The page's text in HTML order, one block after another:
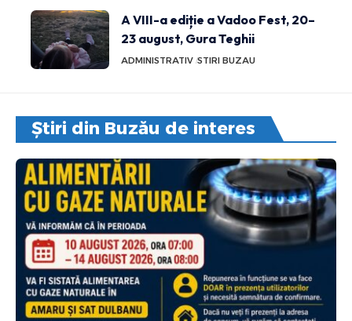
A VIII-a ediție a Vadoo Fest, 20–
23 august, Gura Teghii
ADMINISTRATIV STIRI BUZAU
Știri din Buzău de interes